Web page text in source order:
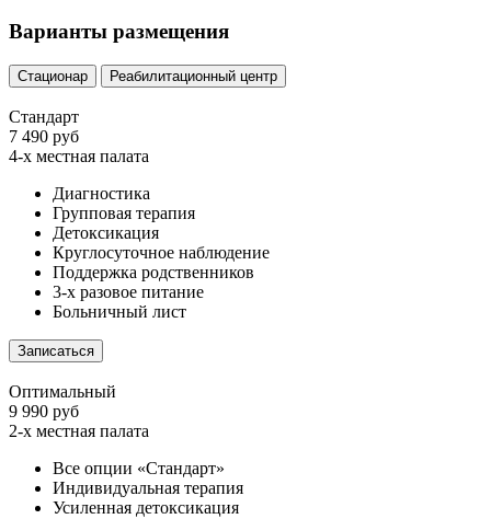
Варианты размещения
Стационар Реабилитационный центр
Стандарт
7 490 руб
4-х местная палата
Диагностика
Групповая терапия
Детоксикация
Круглосуточное наблюдение
Поддержка родственников
3-х разовое питание
Больничный лист
Записаться
Оптимальный
9 990 руб
2-х местная палата
Все опции «Стандарт»
Индивидуальная терапия
Усиленная детоксикация